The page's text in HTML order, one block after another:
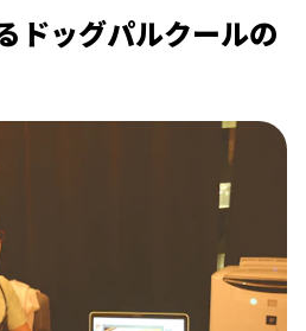
ドッグパルクールの